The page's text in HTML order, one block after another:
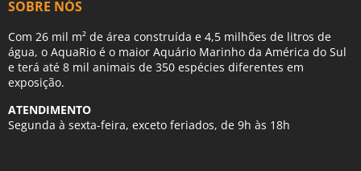
SOBRE NÓS
Com 26 mil m² de área construída e 4,5 milhões de litros de
água, o AquaRio é o maior Aquário Marinho da América do Sul
e terá até 8 mil animais de 350 espécies diferentes em
exposição.
ATENDIMENTO
Segunda à sexta-feira, exceto feriados, de 9h às 18h